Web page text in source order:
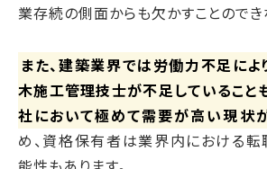
業存続の側面からも欠かすことのでき
また、建築業界では労働力不足によ
木施工管理技士が不足していること
社において極めて需要が高い現状が
め、資格保有者は業界内における